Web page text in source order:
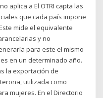
aplica a El OTRI capta las
que cada país impone
mide el equivalente
y no
para este el mismo
en un determinado año.
la exportación de
utilizada como
mujeres. En el Directorio